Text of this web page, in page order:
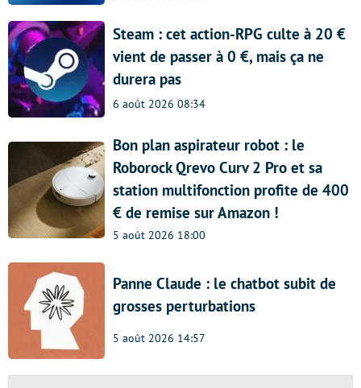
Steam : cet action-RPG culte à 20 €
vient de passer à 0 €, mais ça ne
durera pas
6 août 2026 08:34
Bon plan aspirateur robot : le
Roborock Qrevo Curv 2 Pro et sa
station multifonction profite de 400
€ de remise sur Amazon !
5 août 2026 18:00
Panne Claude : le chatbot subit de
grosses perturbations
5 août 2026 14:57